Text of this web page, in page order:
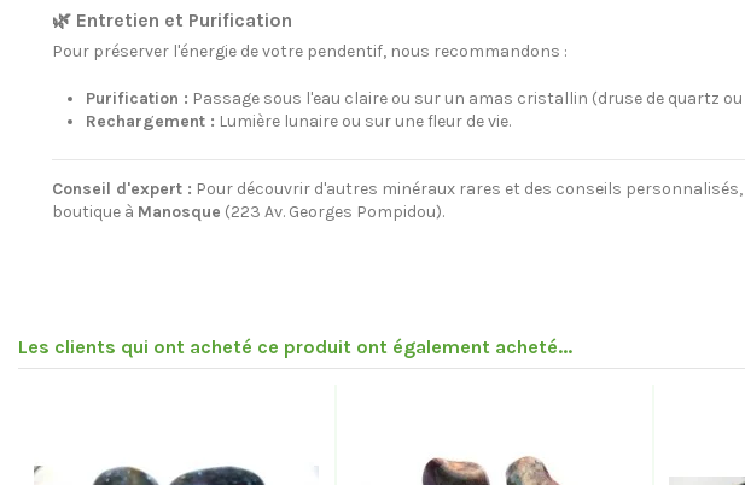
🌿 Entretien et Purification
Pour préserver l'énergie de votre pendentif, nous recommandons :
Purification : Passage sous l'eau claire ou sur un amas cristallin (druse de quartz
Rechargement : Lumière lunaire ou sur une fleur de vie.
Conseil d'expert : Pour découvrir d'autres minéraux rares et des conseils
boutique à Manosque (223 Av. Georges Pompidou).
Les clients qui ont acheté ce produit ont également acheté...